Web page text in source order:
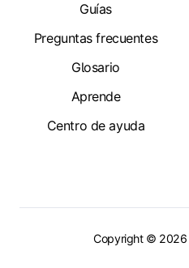
Guías
Preguntas frecuentes
Glosario
Aprende
Centro de ayuda
Copyright © 2026